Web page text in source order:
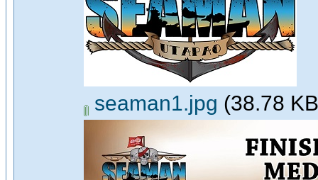
seaman1.jpg (38.78